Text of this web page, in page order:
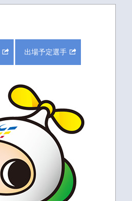
出場予定選手